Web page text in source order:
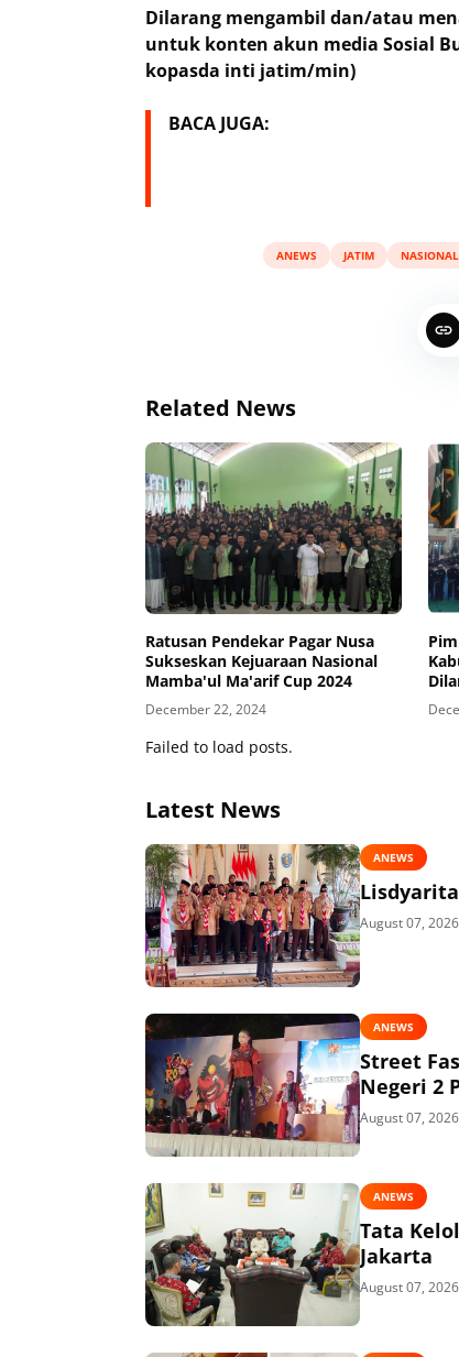
Dilarang mengambil dan/atau
untuk konten akun media Sosial
kopasda inti jatim/min)
BACA JUGA:
ANEWS JATIM NASIONAL
Related News
Ratusan Pendekar Pagar Nusa
Sukseskan Kejuaraan Nasional
Mamba'ul Ma'arif Cup 2024
December 22, 2024
Nusa
Failed to load posts.
Latest News
ANEWS
August 07, 2026
ANEWS
Street
Negeri 2
August 07, 2026
ANEWS
Tata
Jakarta
August 07, 2026